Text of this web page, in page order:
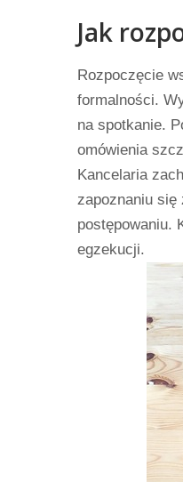
Jak
Rozpoczęcie
formalności.
na spotkanie.
omówienia
Kancelaria
zapoznaniu się
postępowaniu.
egzekucji.